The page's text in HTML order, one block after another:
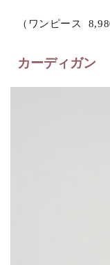
（ワンピース
カーディガン